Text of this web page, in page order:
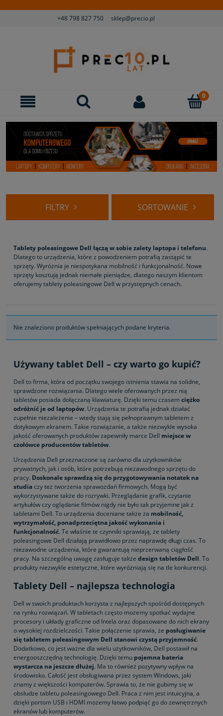
+48 798 827 750 sklep@precio.pl
FILTRY SORTOWANIE
Tablety poleasingowe Dell łączą w sobie zalety laptopa i telefonu.
Dlatego to urządzenia, które z powodzeniem potrafią zastąpić te
sprzęty. Wyróżnia je niespotykana mobilność i funkcjonalność. Nowe
sprzęty kosztują jednak niemałe pieniądze, dlatego naszym klientom
oferujemy tablety poleasingowe Dell w przystępnych cenach.
Nie znaleziono produktów spełniających podane kryteria.
Używany tablet Dell – czy warto go kupić?
Dell to firma, która od początku swojego istnienia stawia na solidne,
sprawdzone rozwiązania. Dlatego wiele oferowanych przez nią
tabletów posiada dołączaną klawiaturę. Dzięki temu czasem ciężko
odróżnić je od laptopów. Urządzenia te potrafią jednak działać
zupełnie niezależenie – wtedy stają się pełnoprawnym tabletem z
dotykowym ekranem. Takie rozwiązanie, a także niezwykle wysoka
jakość oferowanych produktów zapewniły marce Dell miejsce w
czołówce producentów tabletów.
Urządzenia Dell przeznaczone są zarówno dla użytkowników
prywatnych, jak i osób, które potrzebują niezawodnego sprzętu do
pracy. Doskonale sprawdzą się do przygotowywania notatek na
studiaczy też tworzenia sprawozdań firmowych. Mogą być
wykorzystywane także do rozrywki. Przeglądanie grafik, czytanie
artykułów czy oglądanie filmów nigdy nie było tak przyjemne jak z
tabletami Dell. To urządzenia doceniane także za mobilność,
wytrzymałość, ponadprzeciętna jakość wykonania i
funkcjonalność. Te właśnie te czynniki sprawiają, że tablety
poleasingowe Dell działają prawidłowo przez naprawdę długi czas. To
niezawodne urządzenia, które gwarantują nieprzerwaną ciągłość
pracy. Na szczególną uwagę zasługuje także design tabletów Dell. To
produkty niezwykle estetyczne, które wyróżniają się na tle konkurencji.
Tablety Dell – najlepsza technologia
Dell w swoich produktach korzysta z najlepszych spośród dostępnych
na rynku rozwiązań. W tabletach często możemy spotkać wydajne
procesory i układy graficzne od Intela oraz dopasowane do nich ekrany
o wysokiej rozdzielczości. Takie połączenie sprawia, że posługiwanie
się tabletem poleasingowym Dell stanowi czystą przyjemność.
Dodatkowo, co jest ważne dla wielu użytkowników, Dell postawił na
energooszczędną technologię. Dzięki temu pojemna bateria
wystarcza na jeszcze dłużej. Ma to również pozytywny wpływ na
środowisko. Całość jest obsługiwana przez system Windows, jaki
znamy z większości komputerów. Sprawia to, że nie gubimy się w
obsłudze tabletu poleasingowego Dell. Praca z nim jest intuicyjna, a
dzięki portom USB i HDMI możemy łatwo podpiąć go do zewnętrznych
ekranów lub komputerów.